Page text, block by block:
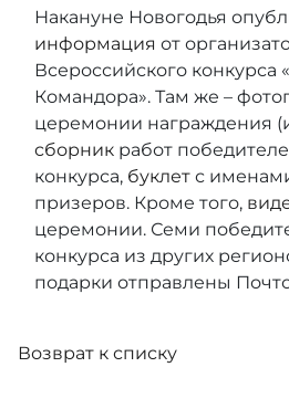
Накануне Новогодья
информация от
Всероссийского
Командора». Там же –
церемонии награждения
сборник работ
конкурса, буклет с
призеров. Кроме того,
церемонии. Семи
конкурса из других
подарки отправлены
Возврат к списку